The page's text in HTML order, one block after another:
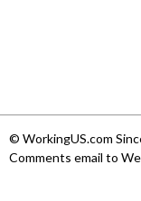
© WorkingUS.com
Comments email to